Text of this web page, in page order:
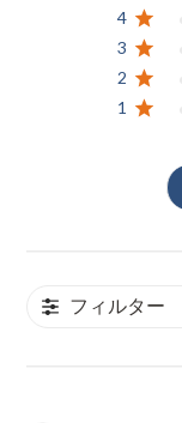
4
3
2
1
フィルター